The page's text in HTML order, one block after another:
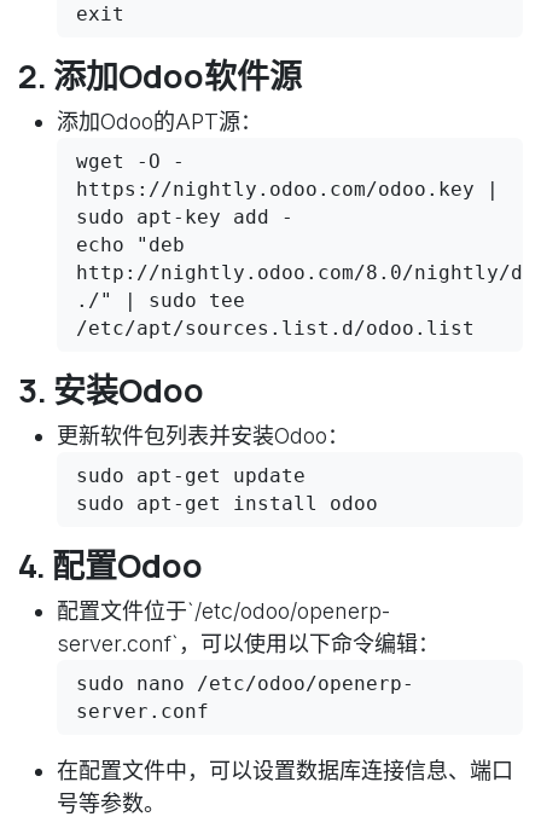
exit
2. 添加Odoo软件源
添加Odoo的APT源：
wget -O -
https://nightly.odoo.com/odoo.key |
sudo apt-key add -
echo "deb
http://nightly.odoo.com/8.0/nightly/
./" | sudo tee
/etc/apt/sources.list.d/odoo.list
3. 安装Odoo
更新软件包列表并安装Odoo：
sudo apt-get update
sudo apt-get install odoo
4. 配置Odoo
配置文件位于`/etc/odoo/openerp-
server.conf`，可以使用以下命令编辑：
sudo nano /etc/odoo/openerp-
server.conf
在配置文件中，可以设置数据库连接信息、端口
号等参数。